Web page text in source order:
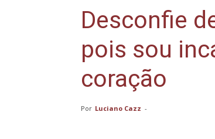
Desconfie
pois sou
coração
Por Luciano Cazz -